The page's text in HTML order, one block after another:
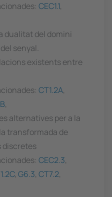
CEC1.1,
dualitat del domini
senyal.
existents entre
CT1.2A,
,
alternatives per a la
transformada de
discretes
CEC2.3,
, G6.3, CT7.2,